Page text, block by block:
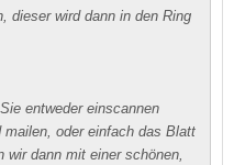
dieser wird dann in den Ring
entweder einscannen
oder einfach das Blatt
wir dann mit einer schönen,